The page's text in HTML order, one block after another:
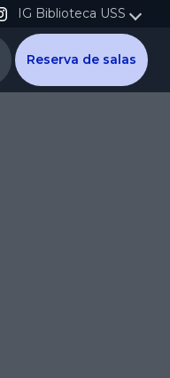
IG Biblioteca USS
Reserva de salas